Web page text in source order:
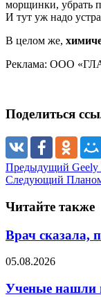
морщинки, убрать
И тут уж надо
В целом же,
Реклама: ООО
Поделиться
Предыдущий Geely
Следующий
Читайте также
Врач сказала,
05.08.2026
Ученые нашли